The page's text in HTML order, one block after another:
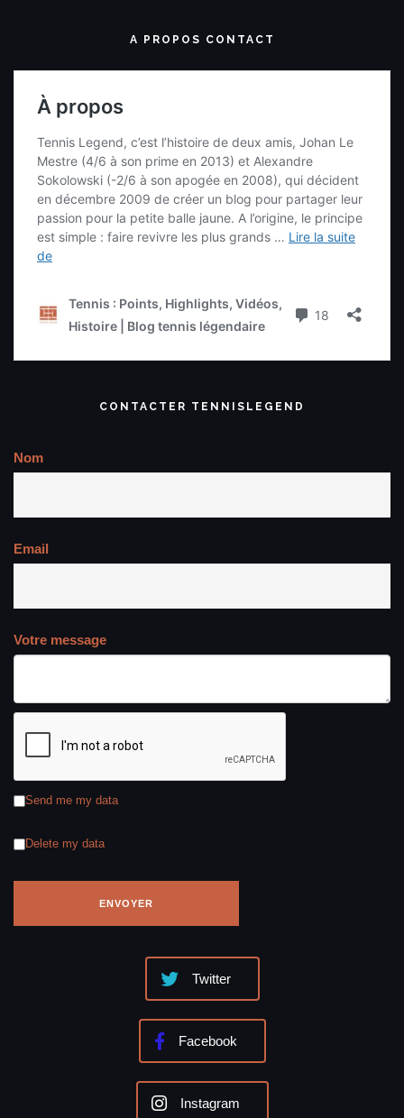
A PROPOS CONTACT
CONTACTER TENNISLEGEND
Nom
Email
Votre message
Send me my data
Delete my data
Twitter
Facebook
Instagram